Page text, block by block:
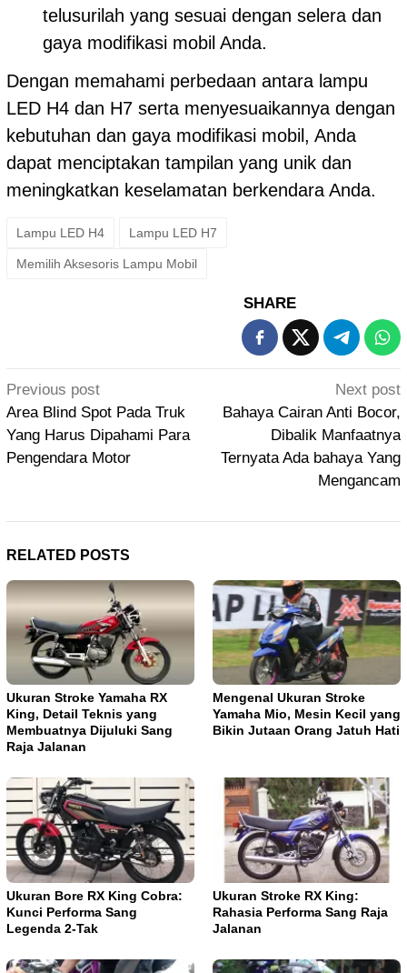
telusurilah yang sesuai dengan selera dan
gaya modifikasi mobil Anda.
Dengan memahami perbedaan antara lampu
LED H4 dan H7 serta menyesuaikannya dengan
kebutuhan dan gaya modifikasi mobil, Anda
dapat menciptakan tampilan yang unik dan
meningkatkan keselamatan berkendara Anda.
Lampu LED H4 Lampu LED H7
Memilih Aksesoris Lampu Mobil
SHARE
Post
navigation
Previous post
Area Blind Spot Pada Truk
Yang Harus Dipahami Para
Pengendara Motor
Next post
Bahaya Cairan Anti Bocor,
Dibalik Manfaatnya
Ternyata Ada bahaya Yang
Mengancam
RELATED POSTS
Ukuran Stroke Yamaha RX
King, Detail Teknis yang
Membuatnya Dijuluki Sang
Raja Jalanan
Mengenal Ukuran Stroke
Yamaha Mio, Mesin Kecil yang
Bikin Jutaan Orang Jatuh Hati
Ukuran Bore RX King Cobra:
Kunci Performa Sang
Legenda 2-Tak
Ukuran Stroke RX King:
Rahasia Performa Sang Raja
Jalanan